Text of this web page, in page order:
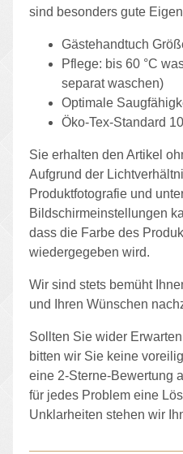
sind besonders gute
Gästehandtuch
Pflege: bis 60 °C
separat waschen)
Optimale
Öko-Tex-Standard
Sie erhalten den Artikel
Aufgrund der
Produktfotografie und
Bildschirmeinstellungen
dass die Farbe des
wiedergegeben wird.
Wir sind stets bemüht
und Ihren Wünschen
Sollten Sie wider
bitten wir Sie keine
eine 2-Sterne-Bewertung
für jedes Problem eine
Unklarheiten stehen wir